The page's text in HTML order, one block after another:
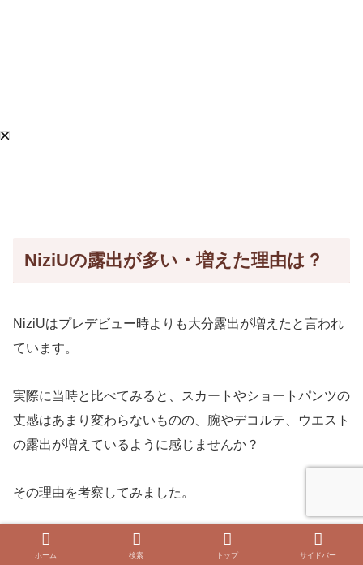
NiziUの露出が多い・増えた理由は？
NiziUはプレデビュー時よりも大分露出が増えたと言われ
ています。
実際に当時と比べてみると、スカートやショートパンツの
丈感はあまり変わらないものの、腕やデコルテ、ウエスト
の露出が増えているように感じませんか？
その理由を考察してみました。
ホーム 検索 トップ サイドバー